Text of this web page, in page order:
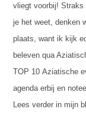
vliegt voorbij! Straks
je het weet, denken
plaats, want ik kijk
beleven qua
TOP 10 Aziatische
agenda erbij en
Lees verder in mijn